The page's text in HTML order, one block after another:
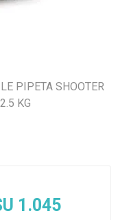
PIPETA SHOOTER
KG
1.045